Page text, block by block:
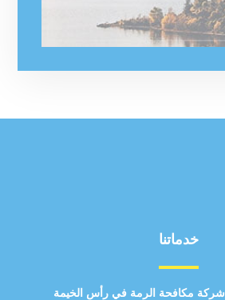
خدماتنا
شركة مكافحة الرمة في رأس الخيمة